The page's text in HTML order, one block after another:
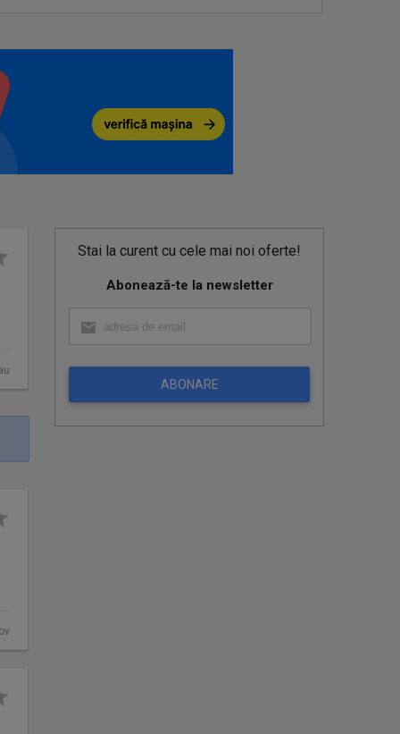
Stai la curent cu cele mai noi oferte!
Abonează-te la newsletter
ABONARE